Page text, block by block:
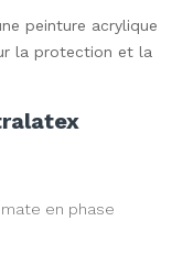
peinture acrylique
la protection et la
en phase